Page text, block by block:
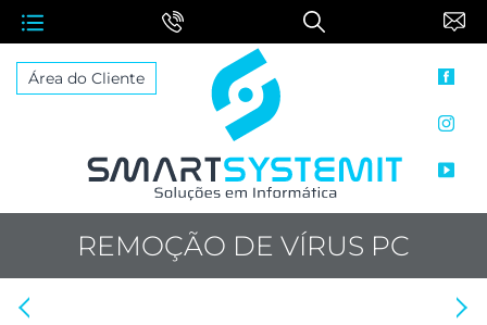
Área do Cliente
REMOÇÃO DE VÍRUS PC
Anterior: Proteção de Rede - Firewall Proximo: Winconnection - Controle da Internet